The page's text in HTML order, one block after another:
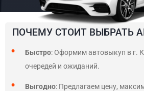
ПОЧЕМУ СТОИТ ВЫБРАТЬ
Быстро: Оформим автовыкуп в г.
очередей и ожиданий.
Выгодно: Предлагаем цену,